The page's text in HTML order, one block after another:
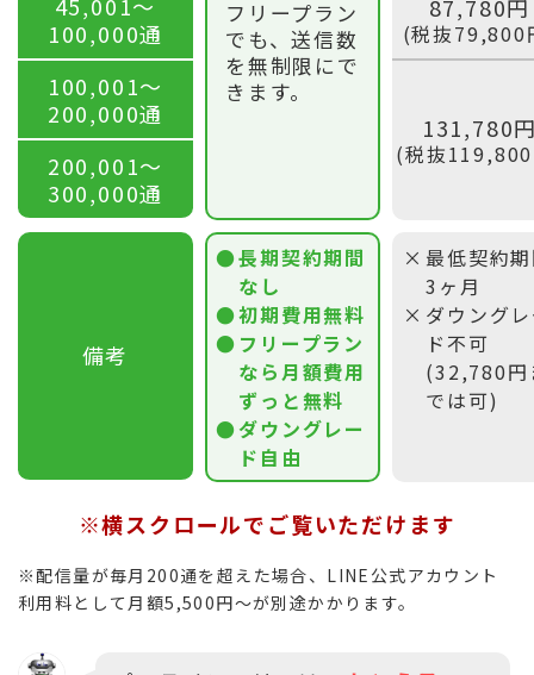
フリープラン
でも、送信数
を無制限にで
きます。
100,000通
87,780円
(税抜79,800
100,001〜
200,000通
131,780
(税抜
200,001〜
300,000通
備考
長期契約期間
なし
初期費用無料
フリープラン
なら月額費用
ずっと無料
ダウングレー
ド自由
最低契約
3ヶ月
ダウング
ド不可
(32,780円
では可)
※横スクロールでご覧いただけます
※配信量が毎月200通を超えた場合、LINE公式アカウント
利用料として月額5,500円〜が別途かかります。